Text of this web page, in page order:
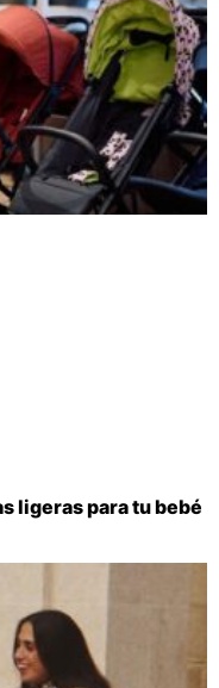
ligeras para tu bebé